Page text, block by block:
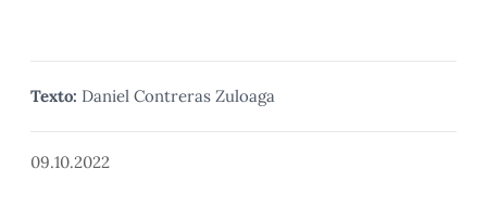
Texto: Daniel Contreras Zuloaga
09.10.2022